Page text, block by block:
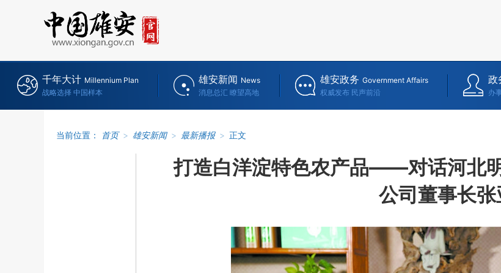
千年大计 Millennium Plan
战略选择 中国样本
雄安新闻 News
消息总汇 瞭望高地
雄安政务 Government Affairs
权威发布 民声前沿
政
办
当前位置： 首页 > 雄安新闻 > 最新播报 > 正文
打造白洋淀特色农产品——对话河北
公司董事长